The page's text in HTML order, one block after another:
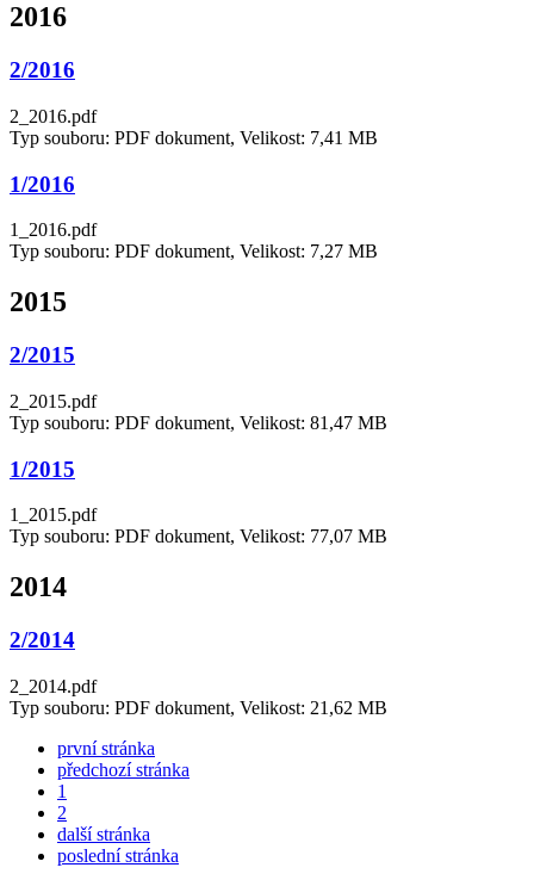
2016
2/2016
2_2016.pdf
Typ souboru: PDF dokument, Velikost: 7,41 MB
1/2016
1_2016.pdf
Typ souboru: PDF dokument, Velikost: 7,27 MB
2015
2/2015
2_2015.pdf
Typ souboru: PDF dokument, Velikost: 81,47 MB
1/2015
1_2015.pdf
Typ souboru: PDF dokument, Velikost: 77,07 MB
2014
2/2014
2_2014.pdf
Typ souboru: PDF dokument, Velikost: 21,62 MB
první stránka
předchozí stránka
1
2
další stránka
poslední stránka